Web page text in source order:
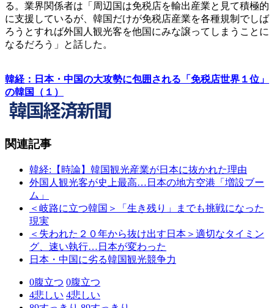
る。業界関係者は「周辺国は免税店を輸出産業と見て積極的
に支援しているが、韓国だけが免税店産業を各種規制でしば
ろうとすれば外国人観光客を他国にみな譲ってしまうことに
なるだろう」と話した。
韓経：日本・中国の大攻勢に包囲される「免税店世界１位」
の韓国（１）
関連記事
韓経:【時論】韓国観光産業が日本に抜かれた理由
外国人観光客が史上最高…日本の地方空港「増設ブー
ム」
＜岐路に立つ韓国＞「生き残り」までも挑戦になった
現実
＜失われた２０年から抜け出す日本＞適切なタイミン
グ、速い執行…日本が変わった
日本・中国に劣る韓国観光競争力
0腹立つ 0腹立つ
4悲しい 4悲しい